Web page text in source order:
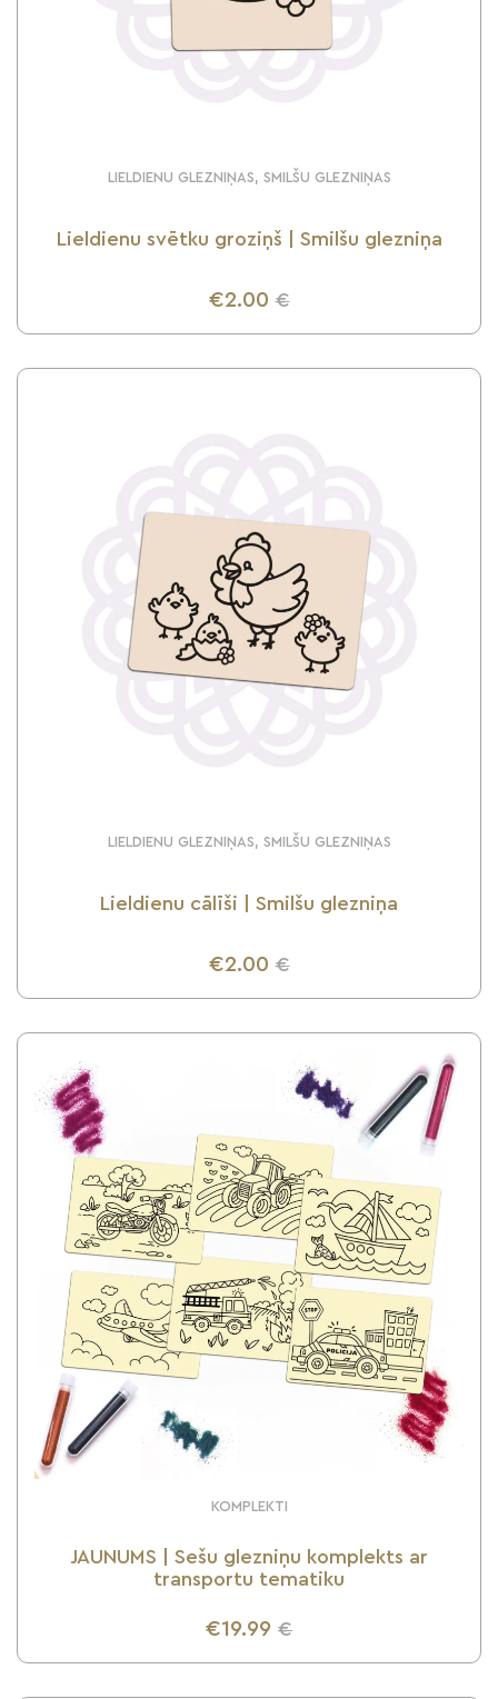
LIELDIENU GLEZNIŅAS, SMILŠU GLEZNIŅAS
Lieldienu svētku groziņš | Smilšu glezniņa
€2.00 €
UZZINI VAIRĀK
LIELDIENU GLEZNIŅAS, SMILŠU GLEZNIŅAS
Lieldienu cālīši | Smilšu glezniņa
€2.00 €
UZZINI VAIRĀK
KOMPLEKTI
JAUNUMS | Sešu glezniņu komplekts ar
transportu tematiku
€19.99 €
UZZINI VAIRĀK